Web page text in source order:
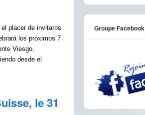
placer de invitaros
los próximos 7
Viesgo,
desde el
le 31
Groupe Facebook